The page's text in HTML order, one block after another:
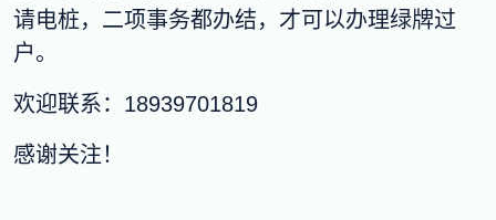
请电桩，二项事务都办结，才可以办理绿牌过
户。
欢迎联系：18939701819
感谢关注！